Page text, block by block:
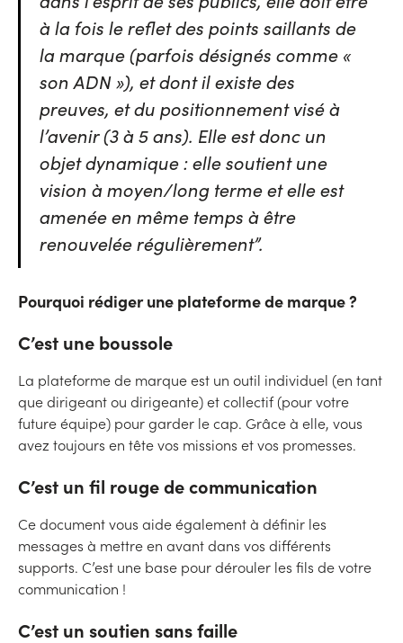
à la fois le reflet des points saillants de
la marque (parfois désignés comme «
son ADN »), et dont il existe des
preuves, et du positionnement visé à
l’avenir (3 à 5 ans). Elle est donc un
objet dynamique : elle soutient une
vision à moyen/long terme et elle est
amenée en même temps à être
renouvelée régulièrement”.
Pourquoi rédiger une plateforme de marque ?
C’est une boussole
La plateforme de marque est un outil individuel (en tant
que dirigeant ou dirigeante) et collectif (pour votre
future équipe) pour garder le cap. Grâce à elle, vous
avez toujours en tête vos missions et vos promesses.
C’est un fil rouge de communication
Ce document vous aide également à définir les
messages à mettre en avant dans vos différents
supports. C’est une base pour dérouler les fils de votre
communication !
C’est un soutien sans faille